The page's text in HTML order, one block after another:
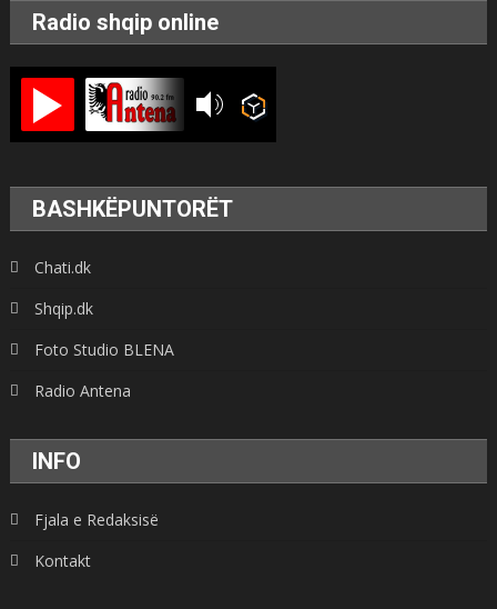
Radio shqip online
BASHKËPUNTORËT
Chati.dk
Shqip.dk
Foto Studio BLENA
Radio Antena
INFO
Fjala e Redaksisë
Kontakt